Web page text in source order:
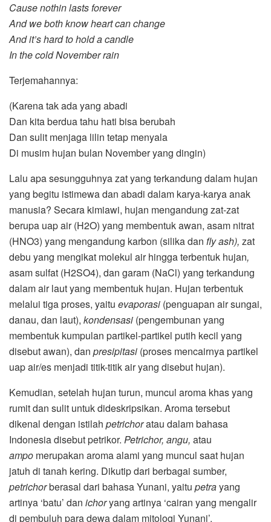
Cause nothin lasts forever
And we both know heart can change
And it’s hard to hold a candle
In the cold November rain
Terjemahannya:
(Karena tak ada yang abadi
Dan kita berdua tahu hati bisa berubah
Dan sulit menjaga lilin tetap menyala
Di musim hujan bulan November yang dingin)
Lalu apa sesungguhnya zat yang terkandung dalam hujan
yang begitu istimewa dan abadi dalam karya-karya anak
manusia? Secara kimiawi, hujan mengandung zat-zat
berupa uap air (H2O) yang membentuk awan, asam nitrat
(HNO3) yang mengandung karbon (silika dan fly ash), zat
debu yang mengikat molekul air hingga terbentuk hujan,
asam sulfat (H2SO4), dan garam (NaCl) yang terkandung
dalam air laut yang membentuk hujan. Hujan terbentuk
melalui tiga proses, yaitu evaporasi (penguapan air sungai,
danau, dan laut), kondensasi (pengembunan yang
membentuk kumpulan partikel-partikel putih kecil yang
disebut awan), dan presipitasi (proses mencairnya partikel
uap air/es menjadi titik-titik air yang disebut hujan).
Kemudian, setelah hujan turun, muncul aroma khas yang
rumit dan sulit untuk dideskripsikan. Aroma tersebut
dikenal dengan istilah petrichoratau dalam bahasa
Indonesia disebut petrikor. Petrichor, angu, atau
ampo merupakan aroma alami yang muncul saat hujan
jatuh di tanah kering. Dikutip dari berbagai sumber,
petrichorberasal dari bahasa Yunani, yaitu petrayang
artinya ‘batu’ dan ichoryang artinya ‘cairan yang mengalir
di pembuluh para dewa dalam mitologi Yunani’.